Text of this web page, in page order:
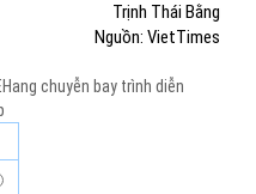
Trịnh Thái Bằng
Nguồn: VietTimes
chuyễn bay trình diễn